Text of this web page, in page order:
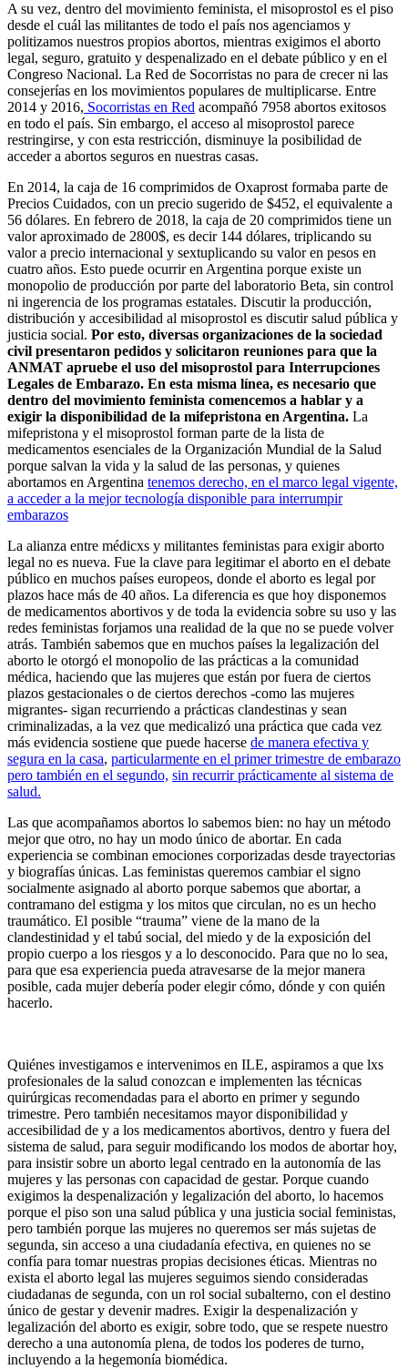
A su vez, dentro del movimiento feminista, el misoprostol es el piso
desde el cuál las militantes de todo el país nos agenciamos y
politizamos nuestros propios abortos, mientras exigimos el aborto
legal, seguro, gratuito y despenalizado en el debate público y en el
Congreso Nacional. La Red de Socorristas no para de crecer ni las
consejerías en los movimientos populares de multiplicarse. Entre
2014 y 2016, Socorristas en Red acompañó 7958 abortos exitosos
en todo el país. Sin embargo, el acceso al misoprostol parece
restringirse, y con esta restricción, disminuye la posibilidad de
acceder a abortos seguros en nuestras casas.
En 2014, la caja de 16 comprimidos de Oxaprost formaba parte de
Precios Cuidados, con un precio sugerido de $452, el equivalente a
56 dólares. En febrero de 2018, la caja de 20 comprimidos tiene un
valor aproximado de 2800$, es decir 144 dólares, triplicando su
valor a precio internacional y sextuplicando su valor en pesos en
cuatro años. Esto puede ocurrir en Argentina porque existe un
monopolio de producción por parte del laboratorio Beta, sin control
ni ingerencia de los programas estatales. Discutir la producción,
distribución y accesibilidad al misoprostol es discutir salud pública y
justicia social. Por esto, diversas organizaciones de la sociedad
civil presentaron pedidos y solicitaron reuniones para que la
ANMAT apruebe el uso del misoprostol para Interrupciones
Legales de Embarazo. En esta misma línea, es necesario que
dentro del movimiento feminista comencemos a hablar y a
exigir la disponibilidad de la mifepristona en Argentina. La
mifepristona y el misoprostol forman parte de la lista de
medicamentos esenciales de la Organización Mundial de la Salud
porque salvan la vida y la salud de las personas, y quienes
abortamos en Argentina tenemos derecho, en el marco legal vigente,
a acceder a la mejor tecnología disponible para interrumpir
embarazos
La alianza entre médicxs y militantes feministas para exigir aborto
legal no es nueva. Fue la clave para legitimar el aborto en el debate
público en muchos países europeos, donde el aborto es legal por
plazos hace más de 40 años. La diferencia es que hoy disponemos
de medicamentos abortivos y de toda la evidencia sobre su uso y las
redes feministas forjamos una realidad de la que no se puede volver
atrás. También sabemos que en muchos países la legalización del
aborto le otorgó el monopolio de las prácticas a la comunidad
médica, haciendo que las mujeres que están por fuera de ciertos
plazos gestacionales o de ciertos derechos -como las mujeres
migrantes- sigan recurriendo a prácticas clandestinas y sean
criminalizadas, a la vez que medicalizó una práctica que cada vez
más evidencia sostiene que puede hacerse de manera efectiva y
segura en la casa, particularmente en el primer trimestre de embarazo
pero también en el segundo, sin recurrir prácticamente al sistema de
salud.
Las que acompañamos abortos lo sabemos bien: no hay un método
mejor que otro, no hay un modo único de abortar. En cada
experiencia se combinan emociones corporizadas desde trayectorias
y biografías únicas. Las feministas queremos cambiar el signo
socialmente asignado al aborto porque sabemos que abortar, a
contramano del estigma y los mitos que circulan, no es un hecho
traumático. El posible “trauma” viene de la mano de la
clandestinidad y el tabú social, del miedo y de la exposición del
propio cuerpo a los riesgos y a lo desconocido. Para que no lo sea,
para que esa experiencia pueda atravesarse de la mejor manera
posible, cada mujer debería poder elegir cómo, dónde y con quién
hacerlo.
Quiénes investigamos e intervenimos en ILE, aspiramos a que lxs
profesionales de la salud conozcan e implementen las técnicas
quirúrgicas recomendadas para el aborto en primer y segundo
trimestre. Pero también necesitamos mayor disponibilidad y
accesibilidad de y a los medicamentos abortivos, dentro y fuera del
sistema de salud, para seguir modificando los modos de abortar hoy,
para insistir sobre un aborto legal centrado en la autonomía de las
mujeres y las personas con capacidad de gestar. Porque cuando
exigimos la despenalización y legalización del aborto, lo hacemos
porque el piso son una salud pública y una justicia social feministas,
pero también porque las mujeres no queremos ser más sujetas de
segunda, sin acceso a una ciudadanía efectiva, en quienes no se
confía para tomar nuestras propias decisiones éticas. Mientras no
exista el aborto legal las mujeres seguimos siendo consideradas
ciudadanas de segunda, con un rol social subalterno, con el destino
único de gestar y devenir madres. Exigir la despenalización y
legalización del aborto es exigir, sobre todo, que se respete nuestro
derecho a una autonomía plena, de todos los poderes de turno,
incluyendo a la hegemonía biomédica.